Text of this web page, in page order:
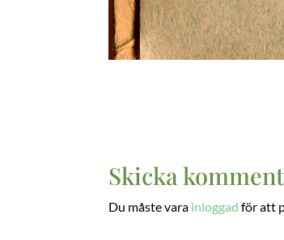
Skicka
Du måste vara inloggad för att